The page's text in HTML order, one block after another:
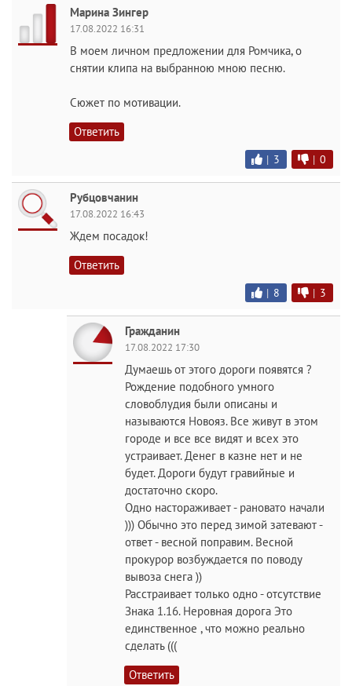
Марина Зингер
17.08.2022 16:31
В моем личном предложении для Ромчика, о
снятии клипа на выбранною мною песню.
Сюжет по мотивации.
Ответить
| 3 | 0
Рубцовчанин
17.08.2022 16:43
Ждем посадок!
Ответить
| 8 | 3
Гражданин
17.08.2022 17:30
Думаешь от этого дороги появятся ?
Рождение подобного умного
словоблудия были описаны и
называются Новояз. Все живут в этом
городе и все все видят и всех это
устраивает. Денег в казне нет и не
будет. Дороги будут гравийные и
достаточно скоро.
Одно настораживает - рановато начали
))) Обычно это перед зимой затевают -
ответ - весной поправим. Весной
прокурор возбуждается по поводу
вывоза снега ))
Расстраивает только одно - отсутствие
Знака 1.16. Неровная дорога Это
единственное , что можно реально
сделать (((
Ответить